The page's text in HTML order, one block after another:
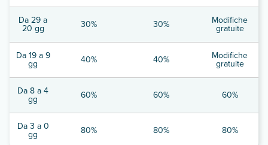
Da 29 a
20 gg 30% 30% Modifiche
gratuite
Da 19 a 9
gg 40% 40% Modifiche
gratuite
Da 8 a 4
gg 60% 60% 60%
Da 3 a 0
gg 80% 80% 80%